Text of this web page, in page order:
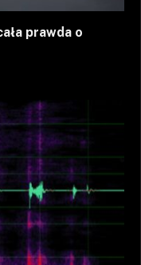
prawda o